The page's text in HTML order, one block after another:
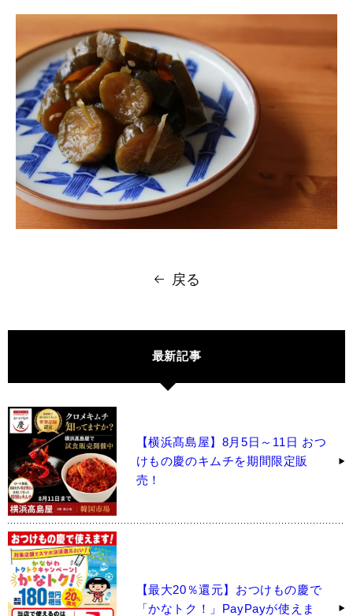
戻る
最新記事
【横浜髙島屋】8月5日～11日 おつ
けもの慶のキムチを期間限定販
売！
【最大20％還元】おつけもの慶で
「かなトク！」PayPayが使えま